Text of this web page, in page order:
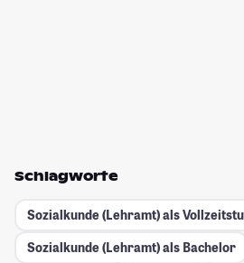
Schlagworte
Sozialkunde (Lehramt) als
Sozialkunde (Lehramt) als Bachelor